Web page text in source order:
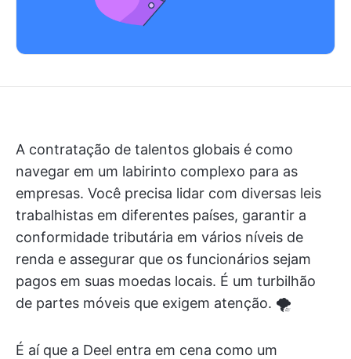
A contratação de talentos globais é como
navegar em um labirinto complexo para as
empresas. Você precisa lidar com diversas leis
trabalhistas em diferentes países, garantir a
conformidade tributária em vários níveis de
renda e assegurar que os funcionários sejam
pagos em suas moedas locais. É um turbilhão
de partes móveis que exigem atenção. 🌪️
É aí que a Deel entra em cena como um